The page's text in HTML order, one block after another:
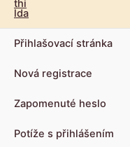
Přihlašovací stránka
Nová registrace
Zapomenuté heslo
Potíže s přihlášením